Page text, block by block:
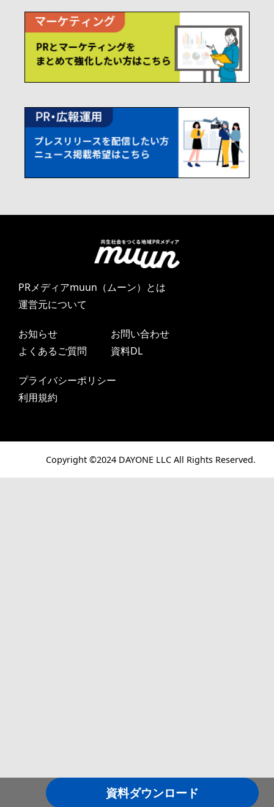
資料ダウンロード
PRメディアmuun（ムーン）とは
運営元について
お知らせ
よくあるご質問
お問い合わせ
資料DL
プライバシーポリシー
利用規約
Copyright ©2024 DAYONE LLC All Rights Reserved.